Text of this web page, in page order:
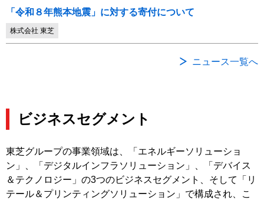
「令和８年熊本地震」に対する寄付について
株式会社 東芝
ニュース一覧へ
ビジネスセグメント
東芝グループの事業領域は、「エネルギーソリューショ
ン」、「デジタルインフラソリューション」、「デバイス
＆テクノロジー」の3つのビジネスセグメント、そして「リ
テール＆プリンティングソリューション」で構成され、こ